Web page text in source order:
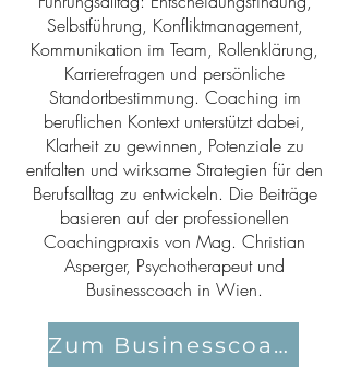
Selbstführung, Konfliktmanagement,
Kommunikation im Team, Rollenklärung,
Karrierefragen und persönliche
Standortbestimmung. Coaching im
beruflichen Kontext unterstützt dabei,
Klarheit zu gewinnen, Potenziale zu
entfalten und wirksame Strategien für den
Berufsalltag zu entwickeln. Die Beiträge
basieren auf der professionellen
Coachingpraxis von Mag. Christian
Asperger, Psychotherapeut und
Businesscoach in Wien.
Zum Businesscoaching